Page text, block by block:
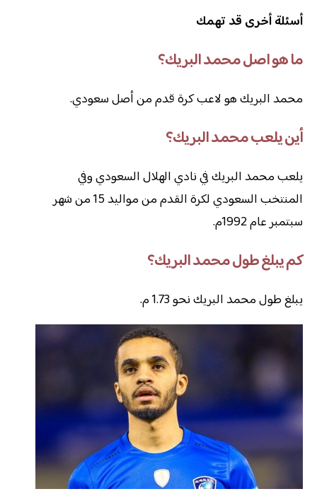
أسئلة أخرى قد تهمك
ما هو اصل محمد البريك؟
محمد البريك هو لاعب كرة قدم من أصل سعودي.
أين يلعب محمد البريك؟
يلعب محمد البريك في نادي الهلال السعودي وفي
المنتخب السعودي لكرة القدم من مواليد 15 من شهر
سبتمبر عام 1992م.
كم يبلغ طول محمد البريك؟
يبلغ طول محمد البريك نحو 1.73 م.